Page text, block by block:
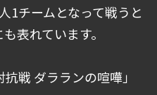
1チームとなって戦うと
表れています。
戦 ダラランの喧嘩」